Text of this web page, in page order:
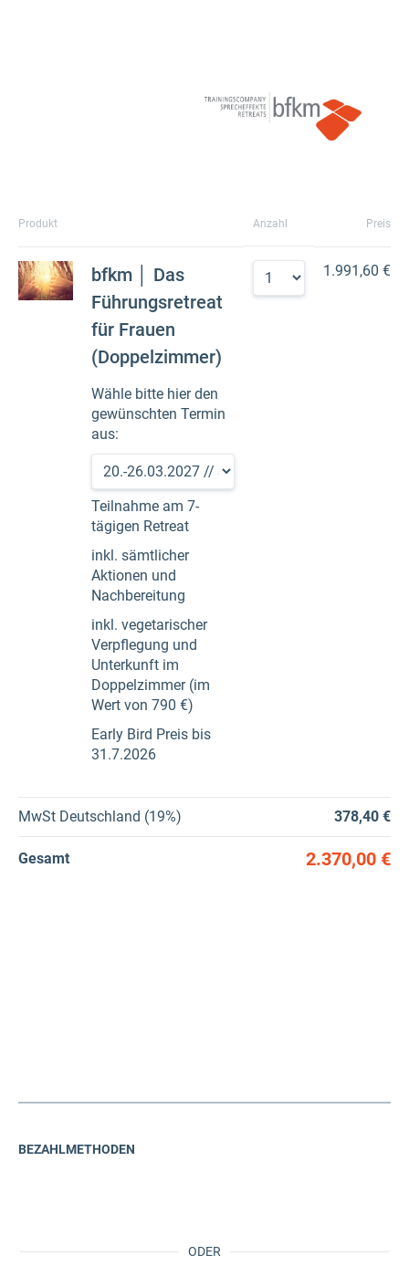
Produkt Anzahl Preis
bfkm │ Das
Führungsretreat
für Frauen
(Doppelzimmer)
Wähle bitte hier den
gewünschten Termin
aus:
Teilnahme am 7-
tägigen Retreat
inkl. sämtlicher
Aktionen und
Nachbereitung
inkl. vegetarischer
Verpflegung und
Unterkunft im
Doppelzimmer (im
Wert von 790 €)
Early Bird Preis bis
31.7.2026
1.991,60 €
MwSt Deutschland (19%) 378,40 €
Gesamt 2.370,00 €
ODER
BEZAHLMETHODEN